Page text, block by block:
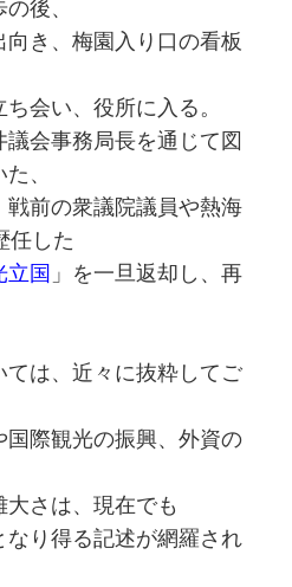
後、
き、梅園入り口の看板
会い、役所に入る。
議会事務局長を通じて図
、
前の衆議院議員や熱海
任した
立国 」を一旦返却し、再
ては、近々に抜粋してご
国際観光の振興、外資の
さは、現在でも
り得る記述が網羅され